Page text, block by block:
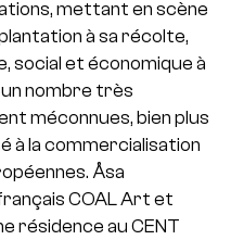
mettant en scène
à sa récolte,
social et économique à
nombre très
méconnues, bien plus
à la commercialisation
Åsa
COAL Art et
résidence au CENT